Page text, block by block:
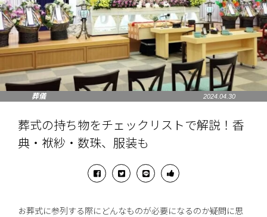
葬儀 2024.04.30
葬式の持ち物をチェックリストで解説！香
典・袱紗・数珠、服装も
お葬式に参列する際にどんなものが必要になるのか疑問に思